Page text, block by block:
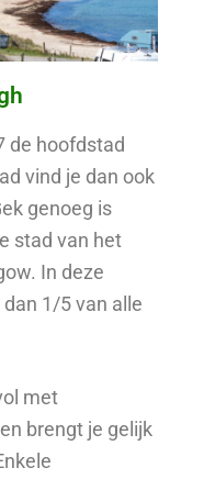
de hoofdstad
vind je dan ook
genoeg is
stad van het
In deze
1/5 van alle
met
brengt je gelijk